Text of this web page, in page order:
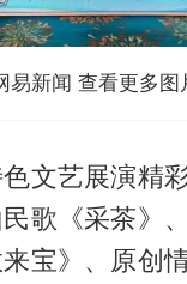
易新闻 查看更多图
文艺展演精
歌《采茶》
来宝》、原创